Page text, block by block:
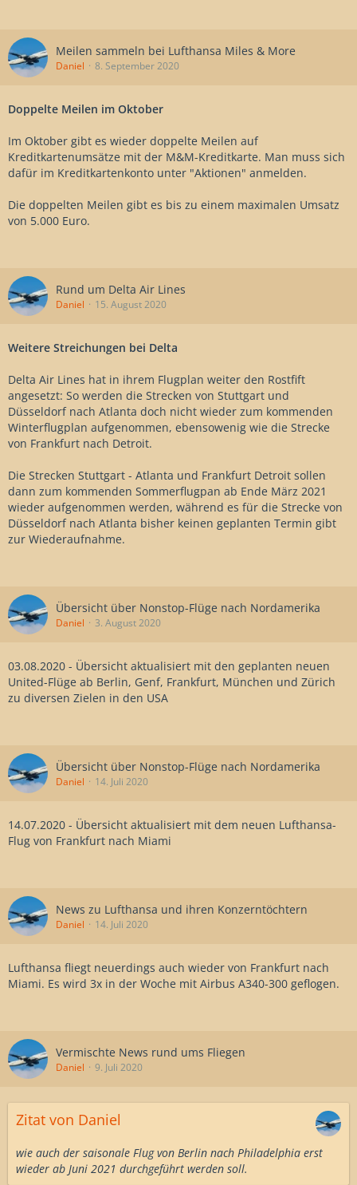
Meilen sammeln bei Lufthansa Miles & More
Daniel 8. September 2020
Doppelte Meilen im Oktober
Im Oktober gibt es wieder doppelte Meilen auf
Kreditkartenumsätze mit der M&M-Kreditkarte. Man muss sich
dafür im Kreditkartenkonto unter "Aktionen" anmelden.
Die doppelten Meilen gibt es bis zu einem maximalen Umsatz
von 5.000 Euro.
Rund um Delta Air Lines
Daniel 15. August 2020
Weitere Streichungen bei Delta
Delta Air Lines hat in ihrem Flugplan weiter den Rostfift
angesetzt: So werden die Strecken von Stuttgart und
Düsseldorf nach Atlanta doch nicht wieder zum kommenden
Winterflugplan aufgenommen, ebensowenig wie die Strecke
von Frankfurt nach Detroit.
Die Strecken Stuttgart - Atlanta und Frankfurt Detroit sollen
dann zum kommenden Sommerflugpan ab Ende März 2021
wieder aufgenommen werden, während es für die Strecke von
Düsseldorf nach Atlanta bisher keinen geplanten Termin gibt
zur Wiederaufnahme.
Übersicht über Nonstop-Flüge nach Nordamerika
Daniel 3. August 2020
03.08.2020 - Übersicht aktualisiert mit den geplanten neuen
United-Flüge ab Berlin, Genf, Frankfurt, München und Zürich
zu diversen Zielen in den USA
Übersicht über Nonstop-Flüge nach Nordamerika
Daniel 14. Juli 2020
14.07.2020 - Übersicht aktualisiert mit dem neuen Lufthansa-
Flug von Frankfurt nach Miami
News zu Lufthansa und ihren Konzerntöchtern
Daniel 14. Juli 2020
Lufthansa fliegt neuerdings auch wieder von Frankfurt nach
Miami. Es wird 3x in der Woche mit Airbus A340-300 geflogen.
Vermischte News rund ums Fliegen
Daniel 9. Juli 2020
Zitat von Daniel
wie auch der saisonale Flug von Berlin nach Philadelphia erst
wieder ab Juni 2021 durchgeführt werden soll.